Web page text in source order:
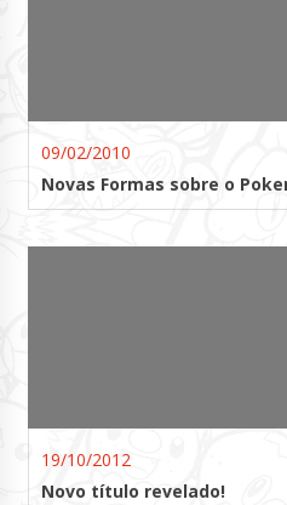
09/02/2010
Novas Formas sobre o
19/10/2012
Novo título revelado!